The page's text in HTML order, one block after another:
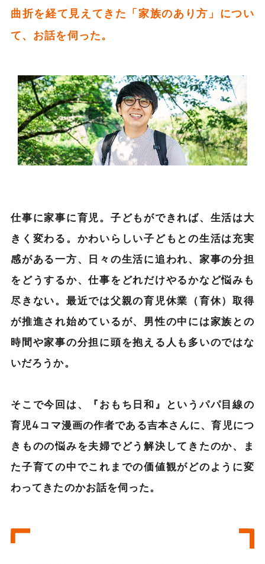
曲折を経て見えてきた「家族のあり方」につい
て、お話を伺った。
仕事に家事に育児。子どもができれば、生活は大
きく変わる。かわいらしい子どもとの生活は充実
感がある一方、日々の生活に追われ、家事の分担
をどうするか、仕事をどれだけやるかなど悩みも
尽きない。最近では父親の育児休業（育休）取得
が推進され始めているが、男性の中には家族との
時間や家事の分担に頭を抱える人も多いのではな
いだろうか。
そこで今回は、『おもち日和』というパパ目線の
育児4コマ漫画の作者である吉本さんに、育児につ
きものの悩みを夫婦でどう解決してきたのか、ま
た子育ての中でこれまでの価値観がどのように変
わってきたのかお話を伺った。